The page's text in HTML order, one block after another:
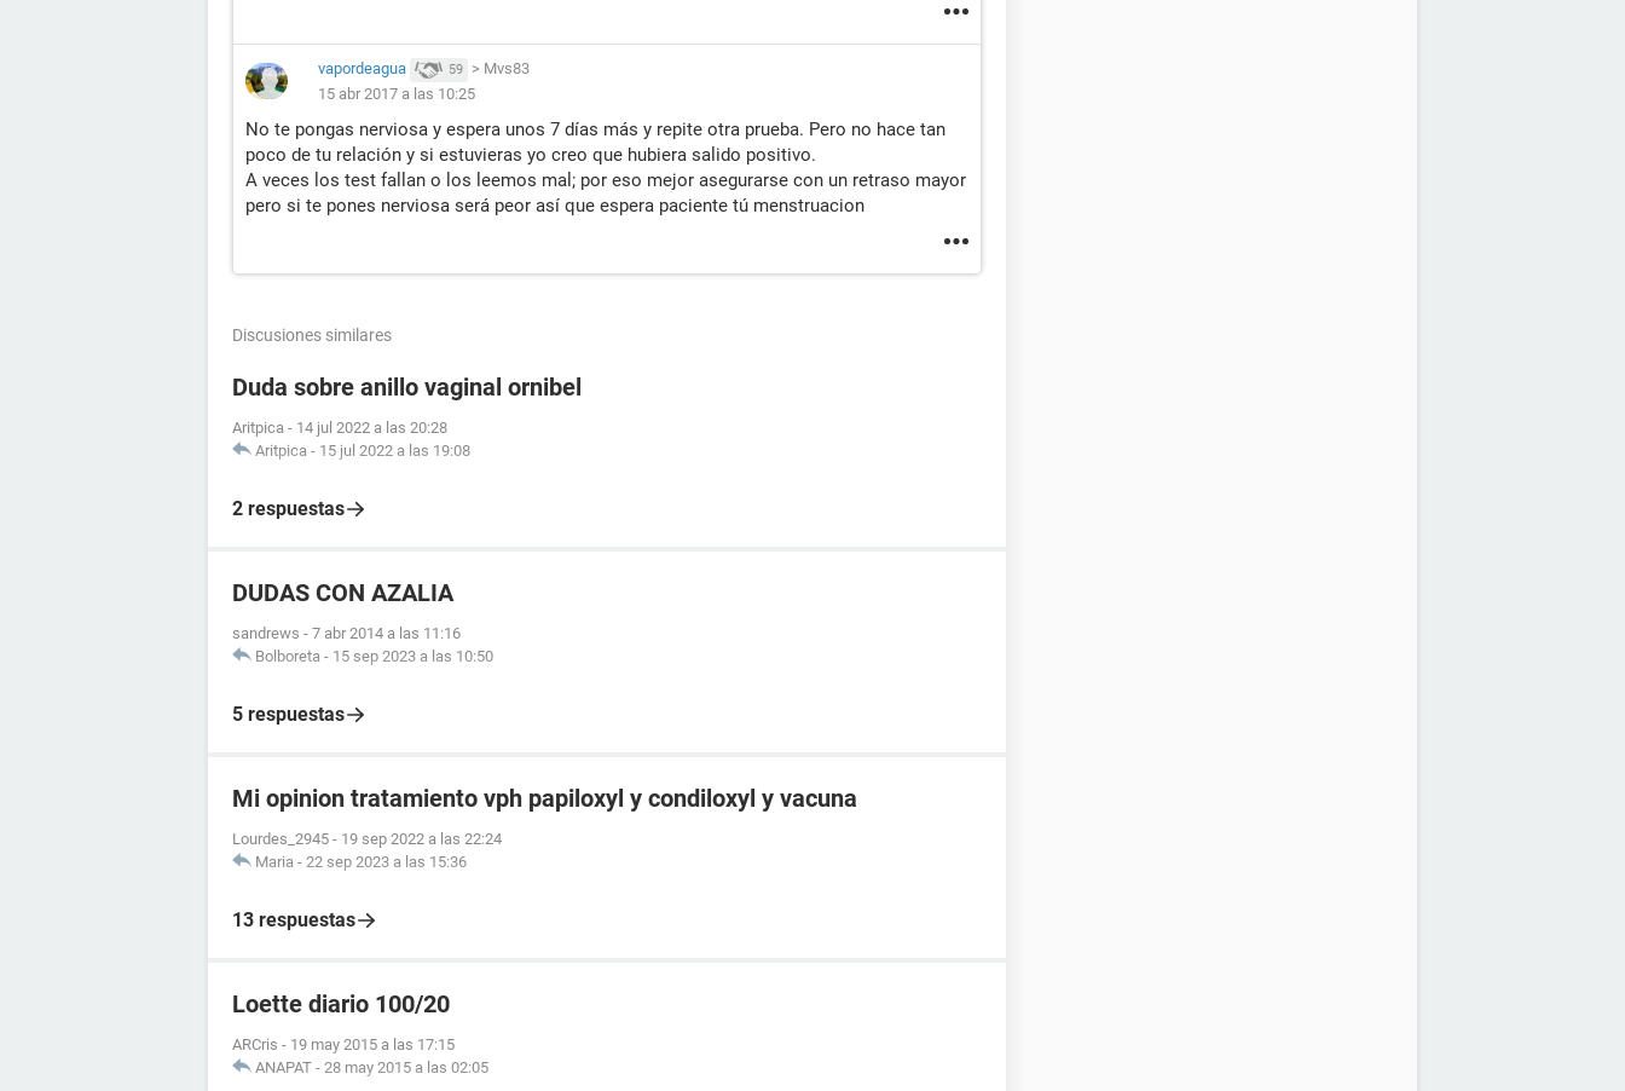
vapordeagua 59 > Mvs83
15 abr 2017 a las 10:25
No te pongas nerviosa y espera unos 7 días más y repite otra prueba. Pero no hace tan
poco de tu relación y si estuvieras yo creo que hubiera salido positivo.
A veces los test fallan o los leemos mal; por eso mejor asegurarse con un retraso mayor
pero si te pones nerviosa será peor así que espera paciente tú menstruacion
Discusiones similares
Duda sobre anillo vaginal ornibel
Aritpica - 14 jul 2022 a las 20:28
Aritpica - 15 jul 2022 a las 19:08
2 respuestas
DUDAS CON AZALIA
sandrews - 7 abr 2014 a las 11:16
Bolboreta - 15 sep 2023 a las 10:50
5 respuestas
Mi opinion tratamiento vph papiloxyl y condiloxyl y vacuna
Lourdes_2945 - 19 sep 2022 a las 22:24
Maria - 22 sep 2023 a las 15:36
13 respuestas
Loette diario 100/20
ARCris - 19 may 2015 a las 17:15
ANAPAT - 28 may 2015 a las 02:05